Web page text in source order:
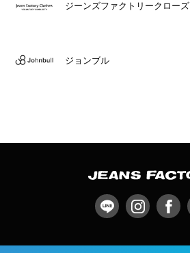
ジーンズファクトリークローズ
ジョンブル